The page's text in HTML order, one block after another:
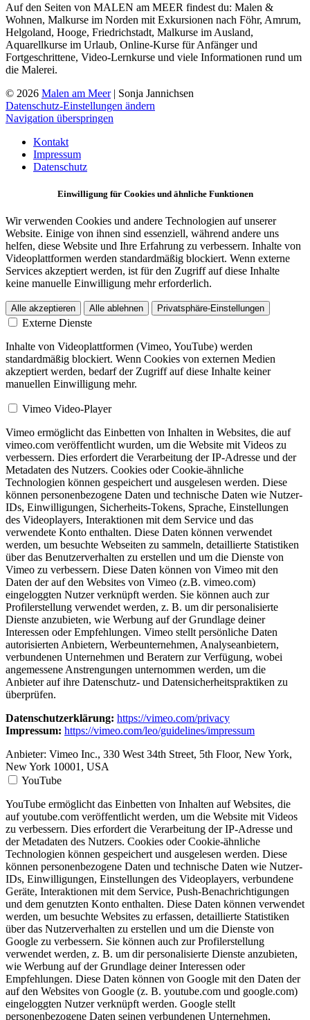
Auf den Seiten von MALEN am MEER findest du: Malen &
Wohnen, Malkurse im Norden mit Exkursionen nach Föhr, Amrum,
Helgoland, Hooge, Friedrichstadt, Malkurse im Ausland,
Aquarellkurse im Urlaub, Online-Kurse für Anfänger und
Fortgeschrittene, Video-Lernkurse und viele Informationen rund um
die Malerei.
© 2026 Malen am Meer| Sonja Jannichsen
Datenschutz-Einstellungen ändern
Navigation überspringen
Kontakt
Impressum
Datenschutz
Einwilligung für Cookies und ähnliche Funktionen
Wir verwenden Cookies und andere Technologien auf unserer
Website. Einige von ihnen sind essenziell, während andere uns
helfen, diese Website und Ihre Erfahrung zu verbessern. Inhalte von
Videoplattformen werden standardmäßig blockiert. Wenn externe
Services akzeptiert werden, ist für den Zugriff auf diese Inhalte
keine manuelle Einwilligung mehr erforderlich.
Alle akzeptieren Alle ablehnen Privatsphäre-Einstellungen
Externe Dienste
Inhalte von Videoplattformen (Vimeo, YouTube) werden
standardmäßig blockiert. Wenn Cookies von externen Medien
akzeptiert werden, bedarf der Zugriff auf diese Inhalte keiner
manuellen Einwilligung mehr.
Vimeo Video-Player
Vimeo ermöglicht das Einbetten von Inhalten in Websites, die auf
vimeo.com veröffentlicht wurden, um die Website mit Videos zu
verbessern. Dies erfordert die Verarbeitung der IP-Adresse und der
Metadaten des Nutzers. Cookies oder Cookie-ähnliche
Technologien können gespeichert und ausgelesen werden. Diese
können personenbezogene Daten und technische Daten wie Nutzer-
IDs, Einwilligungen, Sicherheits-Tokens, Sprache, Einstellungen
des Videoplayers, Interaktionen mit dem Service und das
verwendete Konto enthalten. Diese Daten können verwendet
werden, um besuchte Webseiten zu sammeln, detaillierte Statistiken
über das Benutzerverhalten zu erstellen und um die Dienste von
Vimeo zu verbessern. Diese Daten können von Vimeo mit den
Daten der auf den Websites von Vimeo (z.B. vimeo.com)
eingeloggten Nutzer verknüpft werden. Sie können auch zur
Profilerstellung verwendet werden, z. B. um dir personalisierte
Dienste anzubieten, wie Werbung auf der Grundlage deiner
Interessen oder Empfehlungen. Vimeo stellt persönliche Daten
autorisierten Anbietern, Werbeunternehmen, Analyseanbietern,
verbundenen Unternehmen und Beratern zur Verfügung, wobei
angemessene Anstrengungen unternommen werden, um die
Anbieter auf ihre Datenschutz- und Datensicherheitspraktiken zu
überprüfen.
Datenschutzerklärung: https://vimeo.com/privacy
Impressum: https://vimeo.com/leo/guidelines/impressum
Anbieter: Vimeo Inc., 330 West 34th Street, 5th Floor, New York,
New York 10001, USA
YouTube
YouTube ermöglicht das Einbetten von Inhalten auf Websites, die
auf youtube.com veröffentlicht werden, um die Website mit Videos
zu verbessern. Dies erfordert die Verarbeitung der IP-Adresse und
der Metadaten des Nutzers. Cookies oder Cookie-ähnliche
Technologien können gespeichert und ausgelesen werden. Diese
können personenbezogene Daten und technische Daten wie Nutzer-
IDs, Einwilligungen, Einstellungen des Videoplayers, verbundene
Geräte, Interaktionen mit dem Service, Push-Benachrichtigungen
und dem genutzten Konto enthalten. Diese Daten können verwendet
werden, um besuchte Websites zu erfassen, detaillierte Statistiken
über das Nutzerverhalten zu erstellen und um die Dienste von
Google zu verbessern. Sie können auch zur Profilerstellung
verwendet werden, z. B. um dir personalisierte Dienste anzubieten,
wie Werbung auf der Grundlage deiner Interessen oder
Empfehlungen. Diese Daten können von Google mit den Daten der
auf den Websites von Google (z. B. youtube.com und google.com)
eingeloggten Nutzer verknüpft werden. Google stellt
personenbezogene Daten seinen verbundenen Unternehmen,